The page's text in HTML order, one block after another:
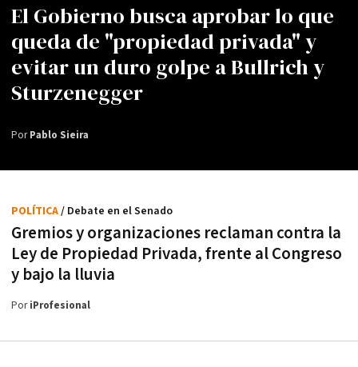
El Gobierno busca aprobar lo que
queda de "propiedad privada" y
evitar un duro golpe a Bullrich y
Sturzenegger
PorPablo Sieira
Gremios y organizaciones reclaman contra la
Ley de Propiedad Privada, frente al Congreso
y bajo la lluvia
POLÍTICA/ Debate en el Senado
PoriProfesional